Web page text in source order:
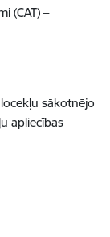
(CAT) –
sākotnējo
apliecības